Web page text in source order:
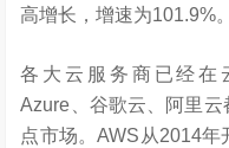
高增长，增速为101.9%。
各大云服务商已经在
Azure、谷歌云、阿里
点市场。AWS从2014